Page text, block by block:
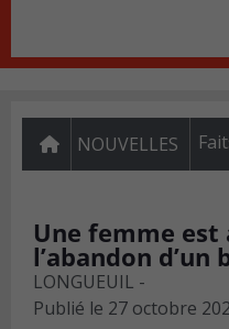
NOUVELLES
Une femme
l’abandon d’un
LONGUEUIL -
Publié le 27 octobre